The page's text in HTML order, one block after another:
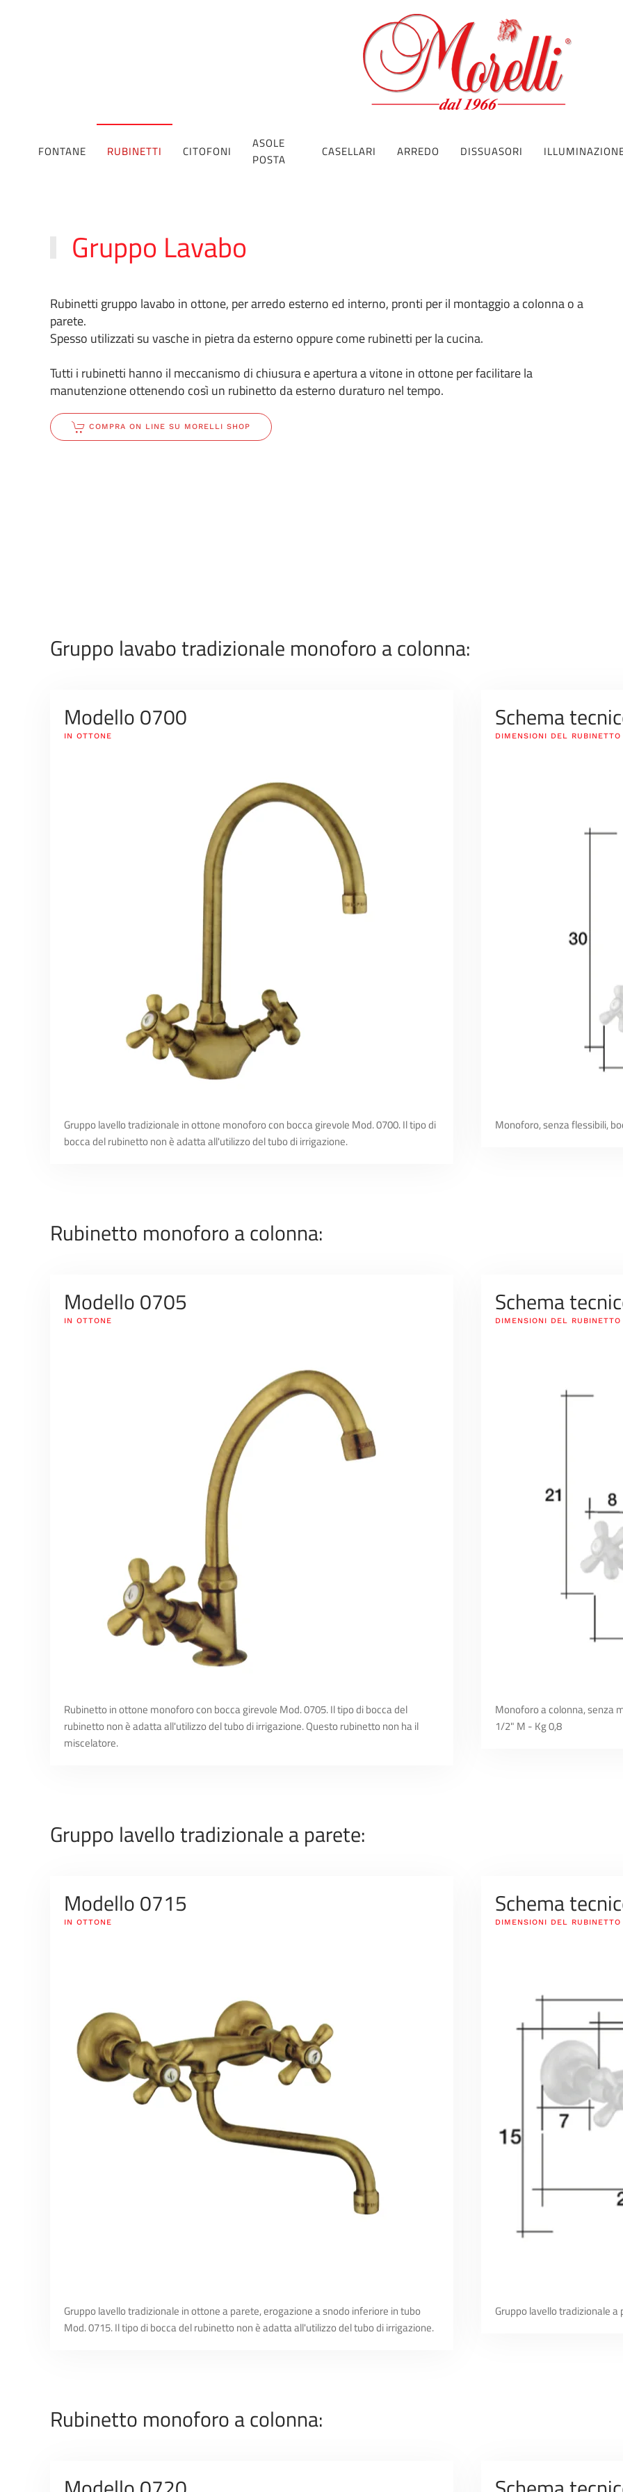
FONTANE RUBINETTI CITOFONI
ASOLE
POSTA
CASELLARI ARREDO DISSUASORI
Gruppo Lavabo
Rubinetti gruppo lavabo in ottone, per arredo esterno ed interno, pronti per il montaggio a colonna o a
parete.
Spesso utilizzati su vasche in pietra da esterno oppure come rubinetti per la cucina.
Tutti i rubinetti hanno il meccanismo di chiusura e apertura a vitone in ottone per facilitare la
manutenzione ottenendo così un rubinetto da esterno duraturo nel tempo.
COMPRA ON LINE SU MORELLI SHOP
Gruppo lavabo tradizionale monoforo a colonna:
Modello 0700
IN OTTONE
Gruppo lavello tradizionale in ottone monoforo con bocca girevole Mod. 0700. Il tipo di
bocca del rubinetto non è adatta all'utilizzo del tubo di irrigazione.
Schema
DIMENSIONI DEL RUBINETTO
Monoforo, senza flessibili,
Rubinetto monoforo a colonna:
Modello 0705
IN OTTONE
Rubinetto in ottone monoforo con bocca girevole Mod. 0705. Il tipo di bocca del
rubinetto non è adatta all'utilizzo del tubo di irrigazione. Questo rubinetto non ha il
miscelatore.
Schema
DIMENSIONI DEL RUBINETTO
Monoforo a colonna, senza
1/2" M - Kg 0,8
Gruppo lavello tradizionale a parete:
Modello 0715
IN OTTONE
Gruppo lavello tradizionale in ottone a parete, erogazione a snodo inferiore in tubo
Mod. 0715. Il tipo di bocca del rubinetto non è adatta all'utilizzo del tubo di irrigazione.
Schema
DIMENSIONI DEL RUBINETTO
Gruppo lavello tradizionale
Rubinetto monoforo a colonna: